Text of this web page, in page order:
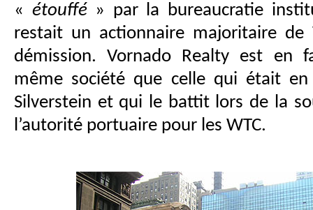
« étouffé » par la bureaucratie
restait un actionnaire majoritaire de
démission. Vornado Realty est en
même société que celle qui était
Silverstein et qui le battit lors de la
l’autorité portuaire pour les WTC.